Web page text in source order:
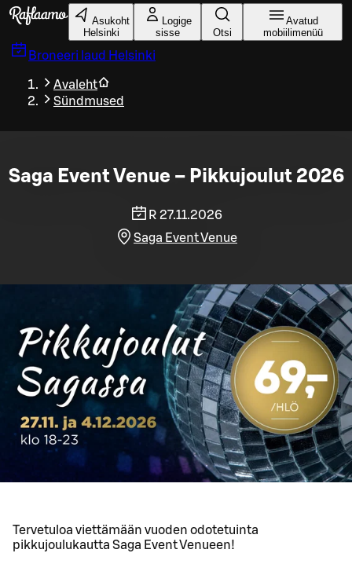
Liigu peamise sisu juurde
Asukoht
Helsinki
Logige
sisse
Otsi
Avatud
mobiilimenüü
Broneeri laud Helsinki
Avaleht
Sündmused
Saga Event Venue – Pikkujoulut 2026
R 27.11.2026
Saga Event Venue
Tervetuloa viettämään vuoden odotetuinta
pikkujoulukautta Saga Event Venueen!